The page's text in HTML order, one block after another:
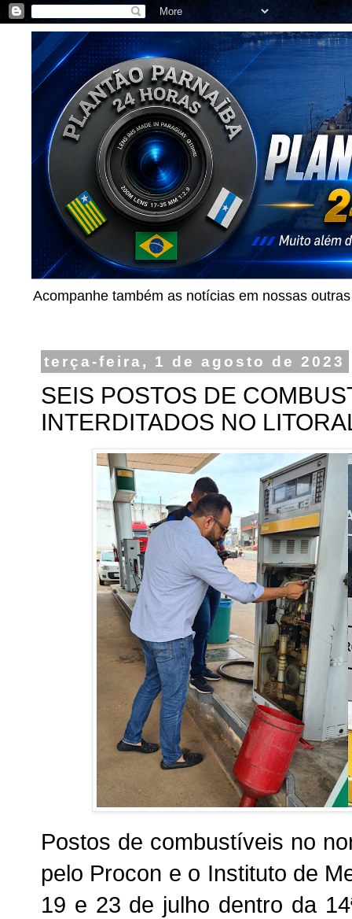
Acompanhe também as notícias em nossas
terça-feira, 1 de agosto de 2023
SEIS POSTOS DE
INTERDITADOS NO
Postos de combustíveis no
pelo Procon e o Instituto de
19 e 23 de julho dentro da